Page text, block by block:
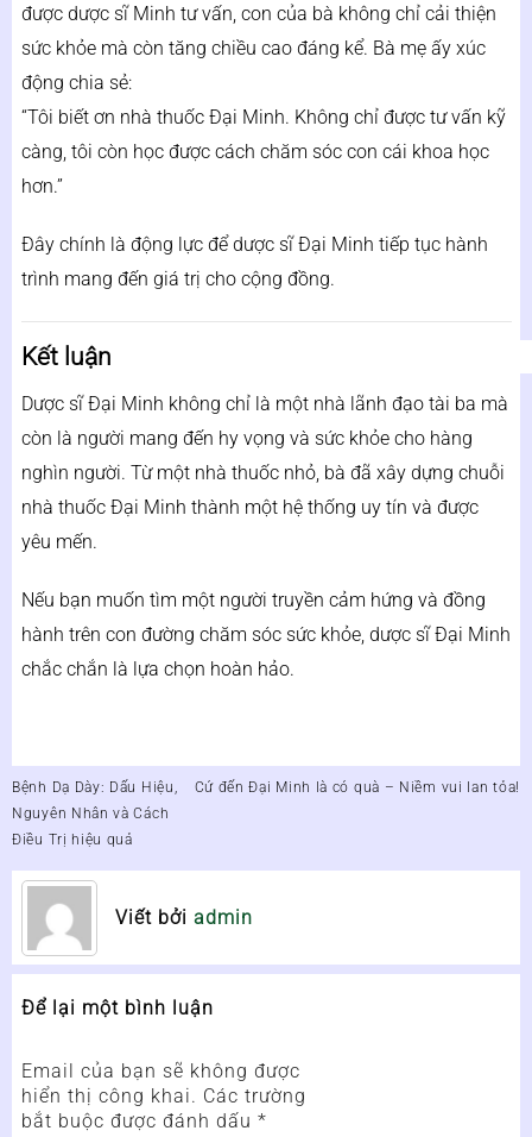
được dược sĩ Minh tư vấn, con của bà không chỉ cải thiện
sức khỏe mà còn tăng chiều cao đáng kể. Bà mẹ ấy xúc
động chia sẻ:
“Tôi biết ơn nhà thuốc Đại Minh. Không chỉ được tư vấn kỹ
càng, tôi còn học được cách chăm sóc con cái khoa học
hơn.”
Đây chính là động lực để dược sĩ Đại Minh tiếp tục hành
trình mang đến giá trị cho cộng đồng.
Kết luận
Dược sĩ Đại Minh không chỉ là một nhà lãnh đạo tài ba mà
còn là người mang đến hy vọng và sức khỏe cho hàng
nghìn người. Từ một nhà thuốc nhỏ, bà đã xây dựng chuỗi
nhà thuốc Đại Minh thành một hệ thống uy tín và được
yêu mến.
Nếu bạn muốn tìm một người truyền cảm hứng và đồng
hành trên con đường chăm sóc sức khỏe, dược sĩ Đại Minh
chắc chắn là lựa chọn hoàn hảo.
Điều
hướng
bài
Bệnh Dạ Dày: Dấu Hiệu,
Nguyên Nhân và Cách
Điều Trị hiệu quả
Cứ đến Đại Minh là có quà – Niềm vui lan tỏa!
Viết bởi admin
Để lại một bình luận
Email của bạn sẽ không được
hiển thị công khai. Các trường
bắt buộc được đánh dấu *